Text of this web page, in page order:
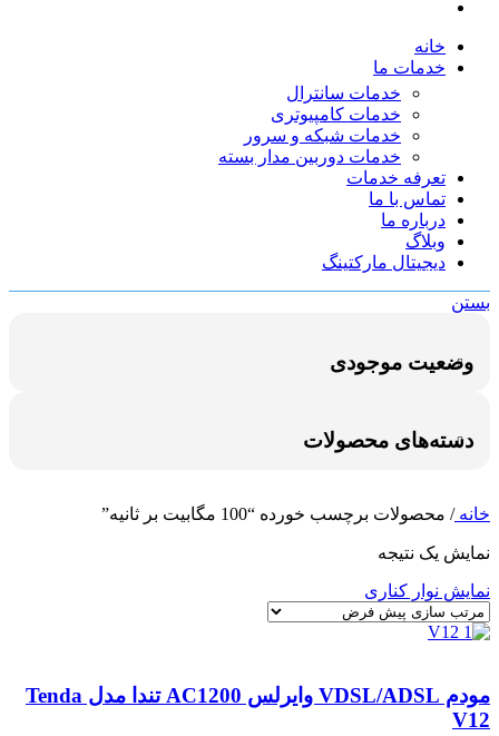
خانه
خدمات ما
خدمات سانترال
خدمات کامپیوتری
خدمات شبکه و سرور
خدمات دوربین مدار بسته
تعرفه خدمات
تماس با ما
درباره ما
وبلاگ
دیجیتال مارکتینگ
بستن
وضعیت موجودی
دسته‌های محصولات
خانه/ محصولات برچسب خورده “100 مگابیت بر ثانیه”
نمایش یک نتیجه
نمایش نوار کناری
مودم VDSL/ADSL وایرلس AC1200 تندا مدل Tenda
V12